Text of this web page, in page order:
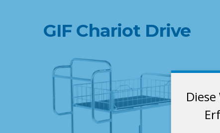
GIF Chariot Drive